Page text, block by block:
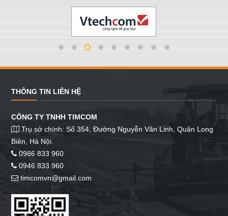
THÔNG TIN LIÊN HỆ
CÔNG TY TNHH TIMCOM
Trụ sở chính: Số 354, Đường Nguyễn Văn Linh, Quận Long
Biên, Hà Nội.
0986 833 960
0946 833 960
timcomvn@gmail.com